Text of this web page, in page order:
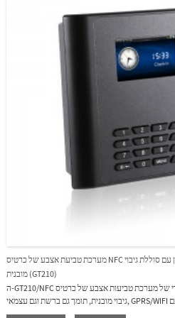
מערכת טביעת אצבע של כרטיס NFC נוכחות זמן בקרת גישה ביומטרית שעון עם סוללת גיבוי
מובנית (GT210)
ה-GT210/NFC הוא שעון נוכחות ביומטרי של מערכת טביעות אצבע של כרטיס NFC עם סוללת
גיבוי מובנית, תומך גם ברשת וגם עצמאי, GPRS/WIFI גורם לתקשורת עם PC מוקדם יותר.כונן הבזק
מסוג USB לניהול נתונים במצב לא מקוון.סוללה מובנית מספקת כ-4-5 שעות פעולה במהלך הפסקת